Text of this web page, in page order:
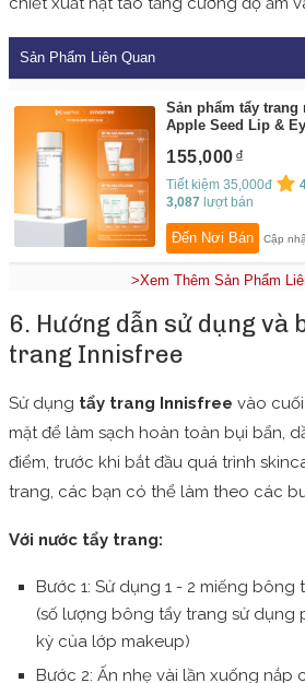
Sản Phẩm Liên Quan
Sản phẩm tẩy trang
Apple Seed Lip &
155,000
Tiết kiệm 35,000đ
3,087 lượt bán
Đến Nơi Bán Cập
>Xem Thêm Sản Phẩm
6. Hướng dẫn sử dụng và
trang Innisfree
Sử dụng tẩy trang Innisfree vào
mặt để làm sạch hoàn toàn bụi bẩn,
điểm, trước khi bắt đầu quá trình
trang, các bạn có thể làm theo các
Với nước tẩy trang:
Bước 1: Sử dụng 1 - 2 miếng bông
(số lượng bông tẩy trang sử dụng
kỳ của lớp makeup)
Bước 2: Ấn nhẹ vài lần xuống nắp